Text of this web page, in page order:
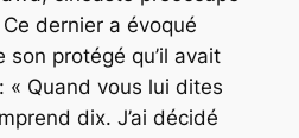
dernier a évoqué
son protégé qu’il avait
« Quand vous lui dites
dix. J’ai décidé